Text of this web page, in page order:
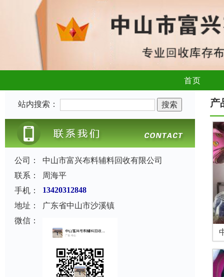
首页
站内搜索：
公司：
中山市富兴布料辅料回收有限公司
联系：
周海平
手机：
13420312848
地址：
广东省中山市沙溪镇
微信：
产